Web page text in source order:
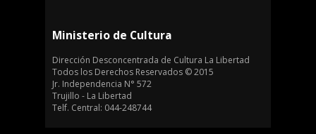
Ministerio de Cultura
Dirección Desconcentrada de Cultura La Libertad
Todos los Derechos Reservados © 2015
Jr. Independencia N° 572
Trujillo - La Libertad
Telf. Central: 044-248744